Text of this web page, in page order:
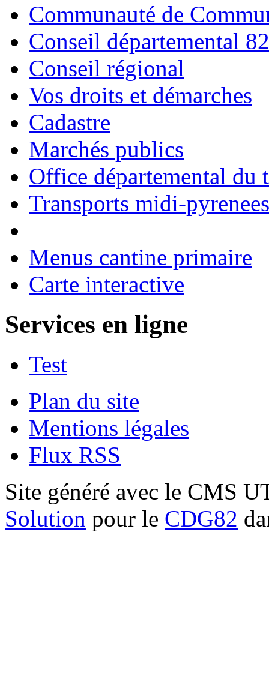
Communauté de
Conseil départemental 82
Conseil régional
Vos droits et démarches
Cadastre
Marchés publics
Office départemental du
Transports midi-pyrenees
Menus cantine primaire
Carte interactive
Services en ligne
Test
Plan du site
Mentions légales
Flux RSS
Site généré avec le CMS
Solution pour le CDG82